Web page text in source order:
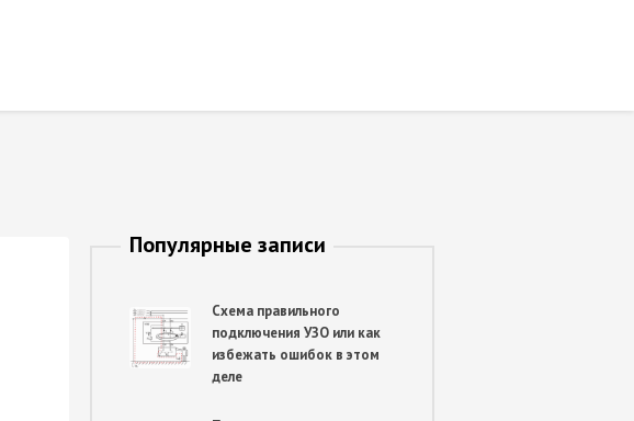
Популярные записи
Схема правильного
подключения УЗО или как
избежать ошибок в этом
деле